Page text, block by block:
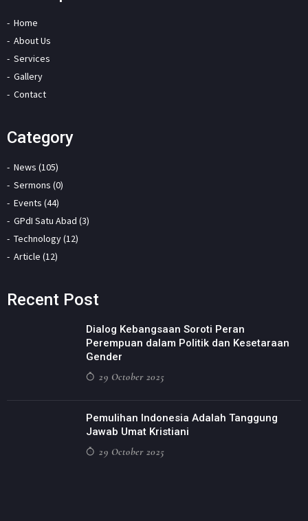
Home
About Us
Services
Gallery
Contact
Category
News (105)
Sermons (0)
Events (44)
GPdI Satu Abad (3)
Technology (12)
Article (12)
Recent Post
Dialog Kebangsaan Soroti Peran
Perempuan dalam Politik dan Kesetaraan
Gender
29 October 2025
Pemulihan Indonesia Adalah Tanggung
Jawab Umat Kristiani
29 October 2025